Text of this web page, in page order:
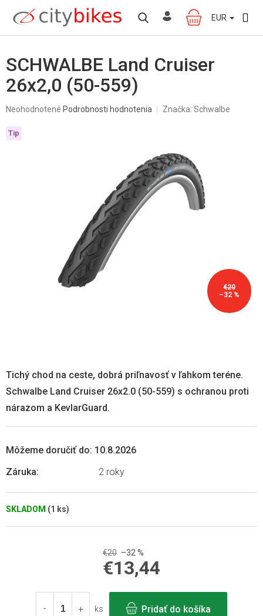
obsah
NÁKUPNÝ
KOŠÍK
EUR
SCHWALBE Land Cruiser
26x2,0 (50-559)
Priemerné
produktu
je
Neohodnotené Podrobnosti hodnotenia Značka: Schwalbe
€20
–32 %
Tip
SKLADOM (1 ks)
Môžeme doručiť do: 10.8.2026
Záruka: 2 roky
Tichý chod na ceste, dobrá priľnavosť v ľahkom teréne.
Schwalbe Land Cruiser 26x2.0 (50-559) s ochranou proti
nárazom a KevlarGuard.
€20 –32 %
€13,44
cena:
ks
Pridať do košíka